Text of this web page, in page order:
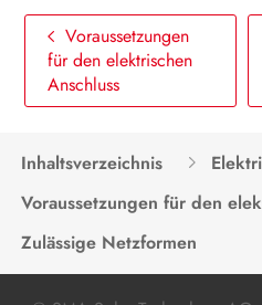
Voraussetzungen
für den elektrischen
Anschluss
Inhaltsverzeichnis
Voraussetzungen für den
Zulässige Netzformen